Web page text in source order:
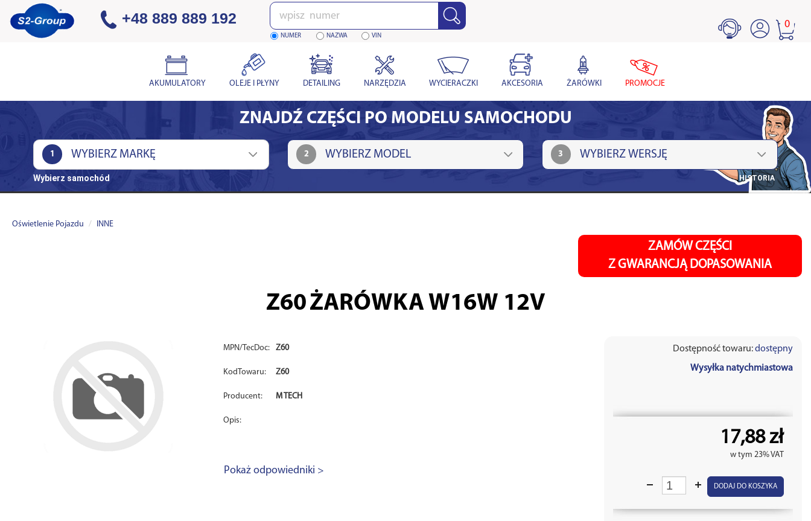
+48 889 889 192 Wpisz
numer
NUMER NAZWA VIN
0
AKUMULATORY OLEJE I PŁYNY DETAILING NARZĘDZIA WYCIERACZKI AKCESORIA ŻARÓWKI PROMOCJE
ZNAJDŹ CZĘŚCI PO MODELU SAMOCHODU
1 2 3
Wybierz samochód HISTORIA
Oświetlenie Pojazdu INNE
ZAMÓW CZĘŚCI
Z GWARANCJĄ DOPASOWANIA
Z60ŻARÓWKA W16W 12V
MPN/TecDoc: Z60
KodTowaru: Z60
Producent: M TECH
Opis:
Pokaż odpowiedniki >
Dostępność towaru:dostępny
Wysyłka natychmiastowa
17,88 zł
w tym 23% VAT
DODAJ DO KOSZYKA